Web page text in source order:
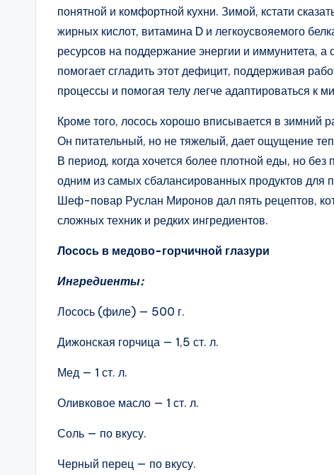
понятной и комфортной кухни. Зимой, кстати
жирных кислот, витамина D и легкоусвояемого
ресурсов на поддержание энергии и иммунитета,
помогает сгладить этот дефицит, поддерживая
процессы и помогая телу легче адаптироваться к
Кроме того, лосось хорошо вписывается в зимний
Он питательный, но не тяжелый, дает ощущение
В период, когда хочется более плотной еды, но без
одним из самых сбалансированных продуктов для
Шеф-повар Руслан Миронов дал пять рецептов,
сложных техник и редких ингредиентов.
Лосось в медово-горчичной глазури
Ингредиенты:
Лосось (филе) — 500 г.
Дижонская горчица — 1,5 ст. л.
Мед — 1 ст. л.
Оливковое масло — 1 ст. л.
Соль — по вкусу.
Черный перец — по вкусу.